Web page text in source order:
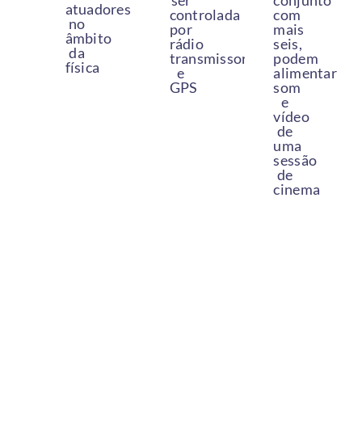
atuadores
no
âmbito
da
física
controlada
por
rádio
transmissor
e
GPS
com
mais
seis,
podem
alimentar
som
e
vídeo
de
uma
sessão
de
cinema